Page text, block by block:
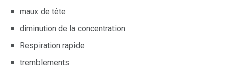
maux de tête
diminution de la concentration
Respiration rapide
tremblements